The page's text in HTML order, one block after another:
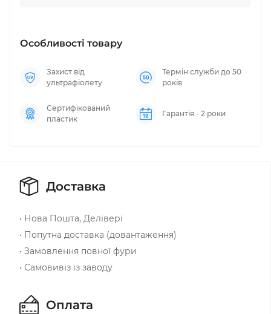
Особливості товару
Захист від
ультрафіолету
Термін служби до 50
років
Сертифікований
пластик
Гарантія - 2 роки
Доставка
• Нова Пошта, Делівері
• Попутна доставка (довантаження)
• Замовлення повної фури
• Самовивіз із заводу
Оплата